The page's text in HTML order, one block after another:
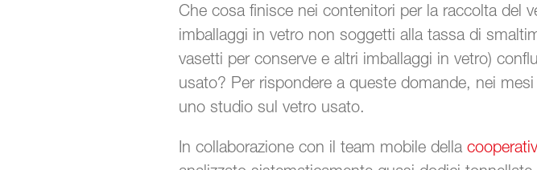
Che cosa finisce nei contenitori per la raccolta del
imballaggi in vetro non soggetti alla tassa di
vasetti per conserve e altri imballaggi in vetro)
usato? Per rispondere a queste domande, nei
uno studio sul vetro usato.
In collaborazione con il team mobile della